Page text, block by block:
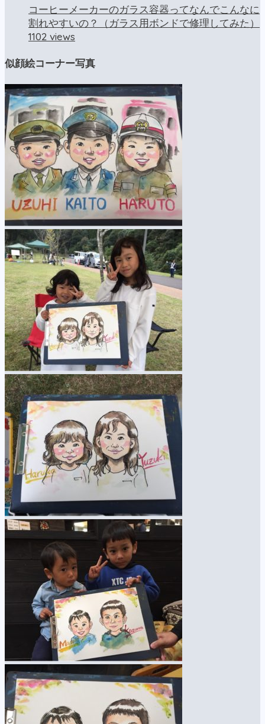
コーヒーメーカーのガラス容器ってなんでこんなに
割れやすいの？（ガラス用ボンドで修理してみた）
1102 views
似顔絵コーナー写真